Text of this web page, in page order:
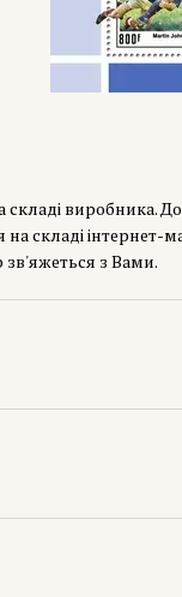
виробника.
складі інтернет-
з Вами.